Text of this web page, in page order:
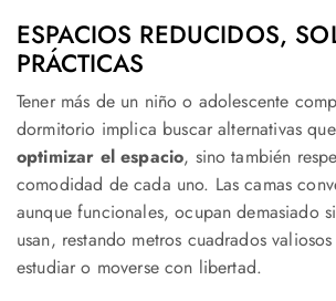
ESPACIOS REDUCIDOS,
PRÁCTICAS
Tener más de un niño o adolescente
dormitorio implica buscar alternativas
optimizar el espacio, sino también
comodidad de cada uno. Las camas
aunque funcionales, ocupan demasiado
usan, restando metros cuadrados
estudiar o moverse con libertad.